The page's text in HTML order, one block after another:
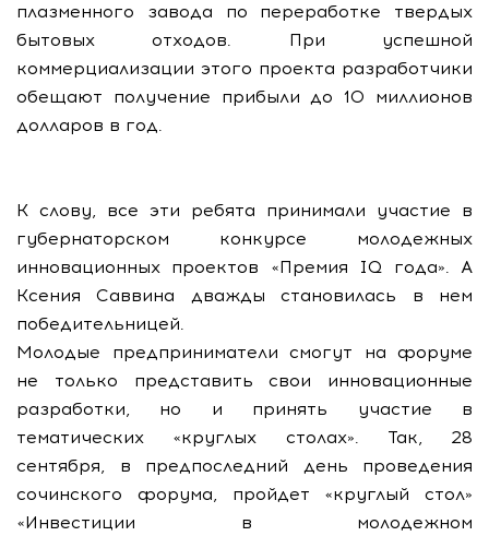
плазменного завода по переработке твердых
бытовых отходов. При успешной
коммерциализации этого проекта разработчики
обещают получение прибыли до 10 миллионов
долларов в год.
К слову, все эти ребята принимали участие в
губернаторском конкурсе молодежных
инновационных проектов «Премия IQ года». А
Ксения Саввина дважды становилась в нем
победительницей.
Молодые предприниматели смогут на форуме
не только представить свои инновационные
разработки, но и принять участие в
тематических «круглых столах». Так, 28
сентября, в предпоследний день проведения
сочинского форума, пройдет «круглый стол»
«Инвестиции в молодежном